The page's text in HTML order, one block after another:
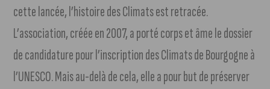
cette lancée, l’histoire des Climats est retracée.
L’association, créée en 2007, a porté corps et âme le dossier
de candidature pour l’inscription des Climats de Bourgogne à
l’UNESCO. Mais au-delà de cela, elle a pour but de préserver